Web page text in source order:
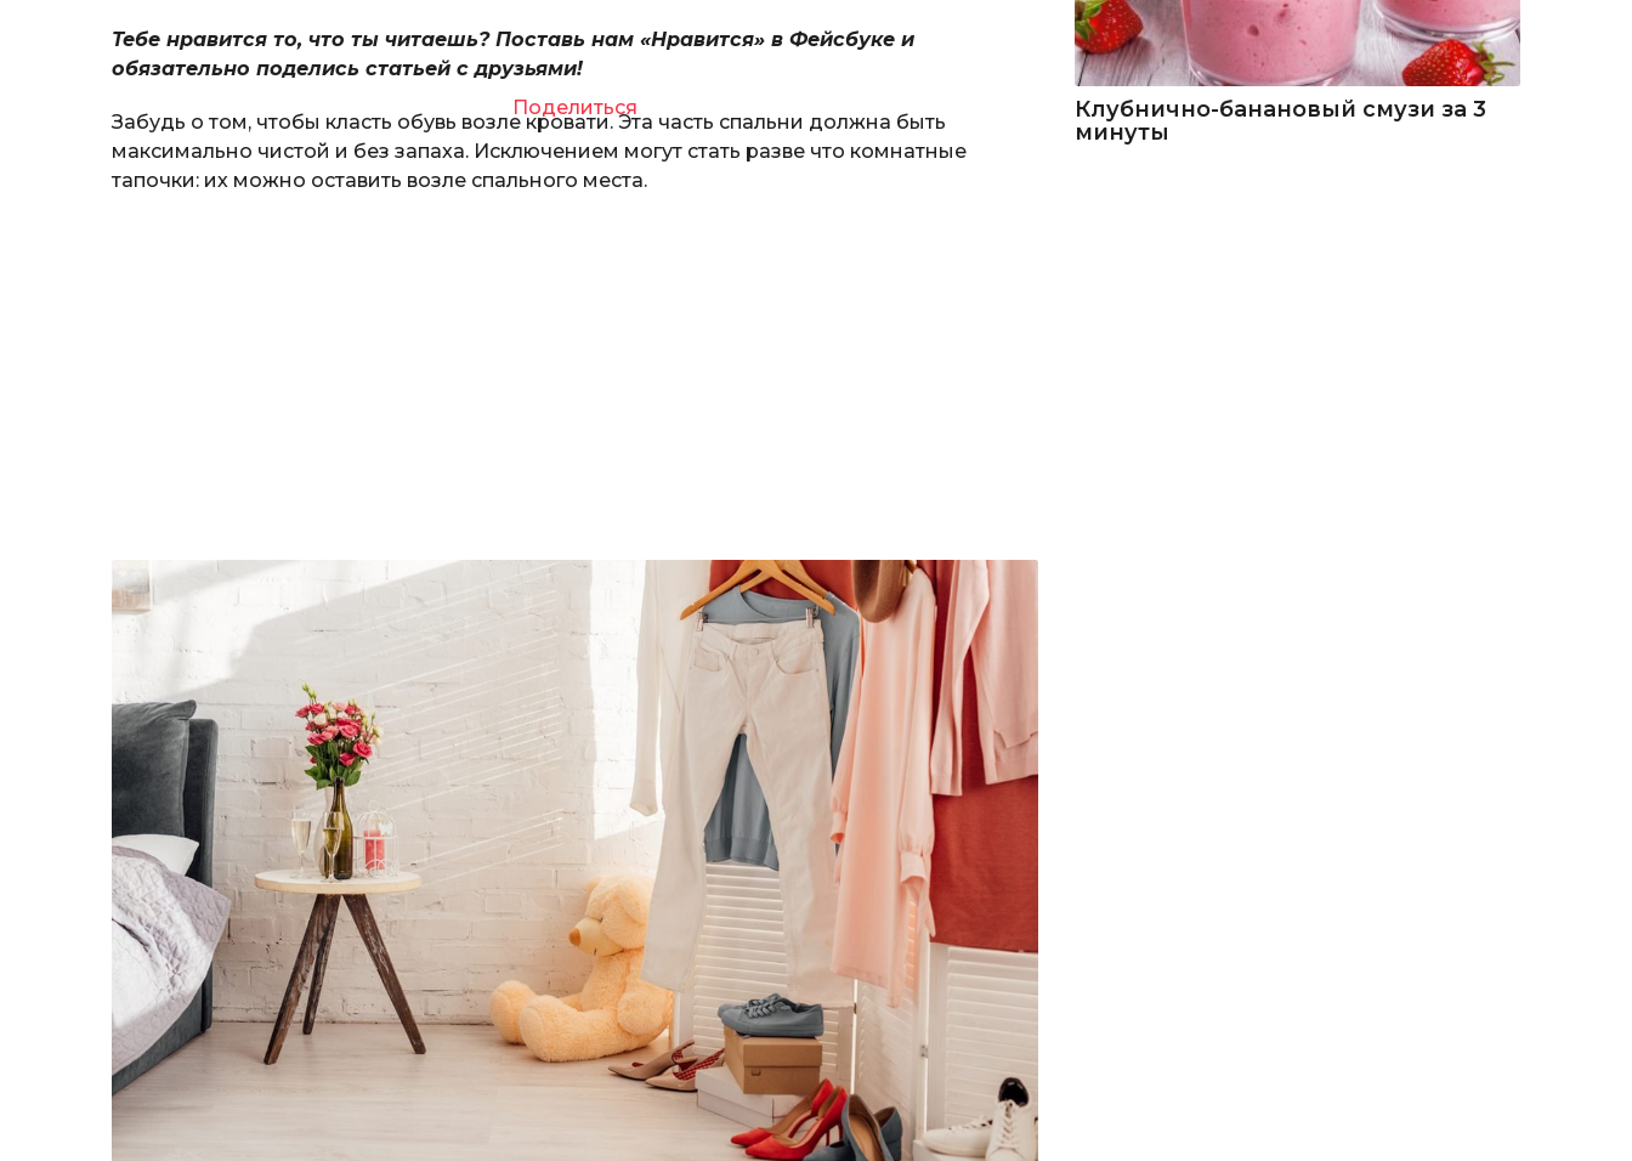
Тебе нравится то, что ты читаешь? Поставь нам «Нравится» в Фейсбуке и
обязательно поделись статьей с друзьями!
Поделиться
Забудь о том, чтобы класть обувь возле кровати. Эта часть спальни должна быть
максимально чистой и без запаха. Исключением могут стать разве что комнатные
тапочки: их можно оставить возле спального места.
Клубнично-банановый смузи за 3
минуты